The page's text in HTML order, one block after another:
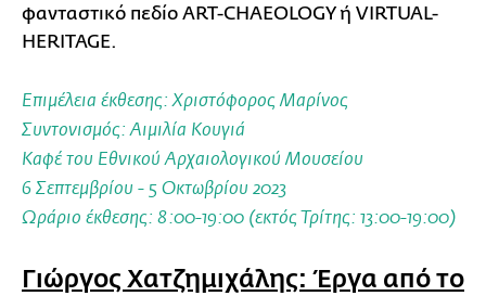
φανταστικό πεδίο ART-CHAEOLOGY ή VIRTUAL-
HERITAGE.
Επιμέλεια έκθεσης: Χριστόφορος Μαρίνος
Συντονισμός: Αιμιλία Κουγιά
Καφέ του Εθνικού Αρχαιολογικού Μουσείου
6 Σεπτεμβρίου - 5 Οκτωβρίου 2023
Ωράριο έκθεσης: 8:00-19:00 (εκτός Τρίτης: 13:00-19:00)
Γιώργος Χατζημιχάλης: Έργα από το